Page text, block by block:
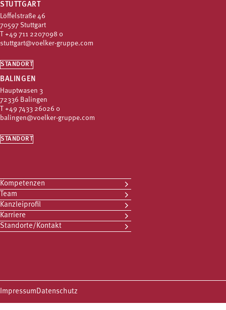
STUTTGART
Löffelstraße 46
70597 Stuttgart
+49 711 2207098 0
stuttgart@voelker-gruppe.com
STANDORT
BALINGEN
Hauptwasen 3
72336 Balingen
+49 7433 26026 0
balingen@voelker-gruppe.com
STANDORT
Kompetenzen
Team
Kanzleiprofil
Karriere
Standorte/Kontakt
Impressum Datenschutz